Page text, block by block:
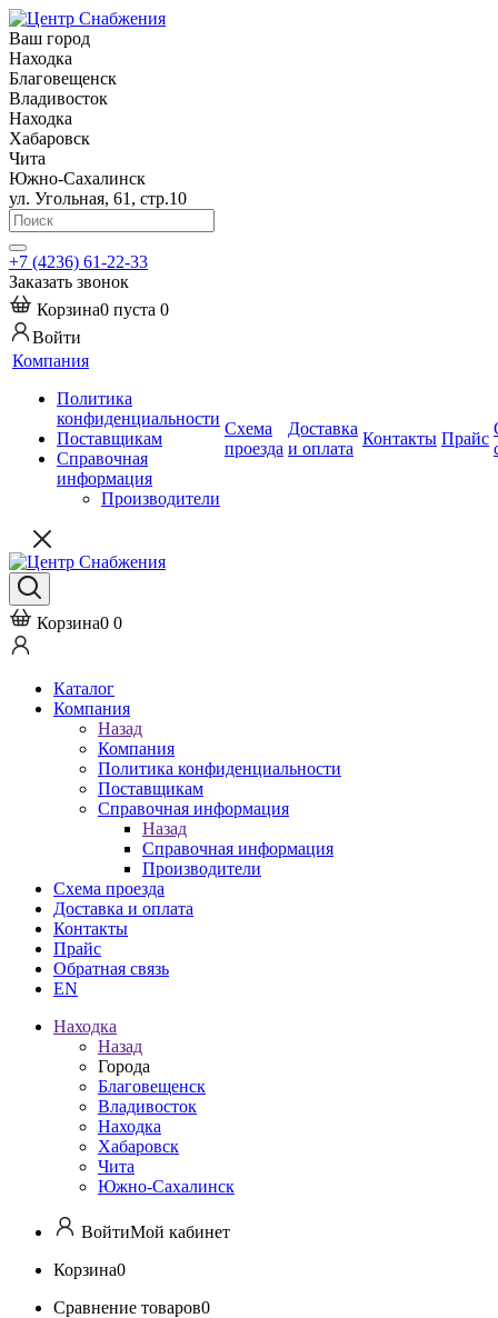
Ваш город
Находка
Благовещенск
Владивосток
Находка
Хабаровск
Чита
Южно-Сахалинск
ул. Угольная, 61, стр.10
+7 (4236) 61-22-33
Заказать звонок
Корзина0 пуста 0
Войти
Компания
Политика
конфиденциальности
Поставщикам
Справочная
информация
Производители
Схема
проезда
Доставка
и оплата
Контакты Прайс
Корзина0 0
Каталог
Компания
Назад
Компания
Политика конфиденциальности
Поставщикам
Справочная информация
Назад
Справочная информация
Производители
Схема проезда
Доставка и оплата
Контакты
Прайс
Обратная связь
EN
Находка
Назад
Города
Благовещенск
Владивосток
Находка
Хабаровск
Чита
Южно-Сахалинск
ВойтиМой кабинет
Корзина0
Сравнение товаров0